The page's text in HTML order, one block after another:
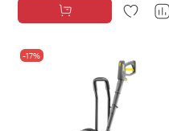
-17%